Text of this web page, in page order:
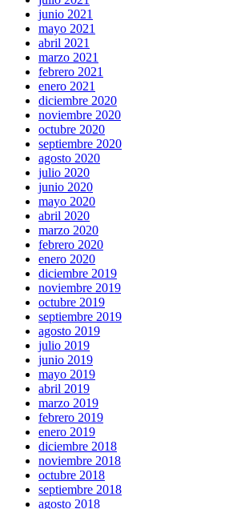
junio 2021
mayo 2021
abril 2021
marzo 2021
febrero 2021
enero 2021
diciembre 2020
noviembre 2020
octubre 2020
septiembre 2020
agosto 2020
julio 2020
junio 2020
mayo 2020
abril 2020
marzo 2020
febrero 2020
enero 2020
diciembre 2019
noviembre 2019
octubre 2019
septiembre 2019
agosto 2019
julio 2019
junio 2019
mayo 2019
abril 2019
marzo 2019
febrero 2019
enero 2019
diciembre 2018
noviembre 2018
octubre 2018
septiembre 2018
agosto 2018